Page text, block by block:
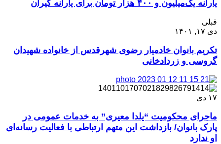
یارانه یک‌میلیون و ۴۰۰ هزار تومان برای یارانه گیران
قبلی
دی ۱۷, ۱۴۰۱
تکریم بانوان خادمیار رضوی شهرقدس از خانواده شهیدان
گروسی و زردادخانی
۱۷ دی
ماجرای محکومیت “یلدا معیری” به خدمات عمومی در
پارک بانوان/ بازداشت این متهم ارتباطی با فعالیت رسانه‌ای
او ندارد